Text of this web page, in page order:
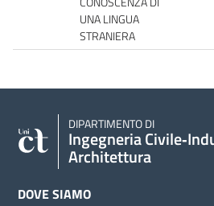
UNA LINGUA
STRANIERA
DIPARTIMENTO DI
Ingegneria
Architettura
DOVE SIAMO